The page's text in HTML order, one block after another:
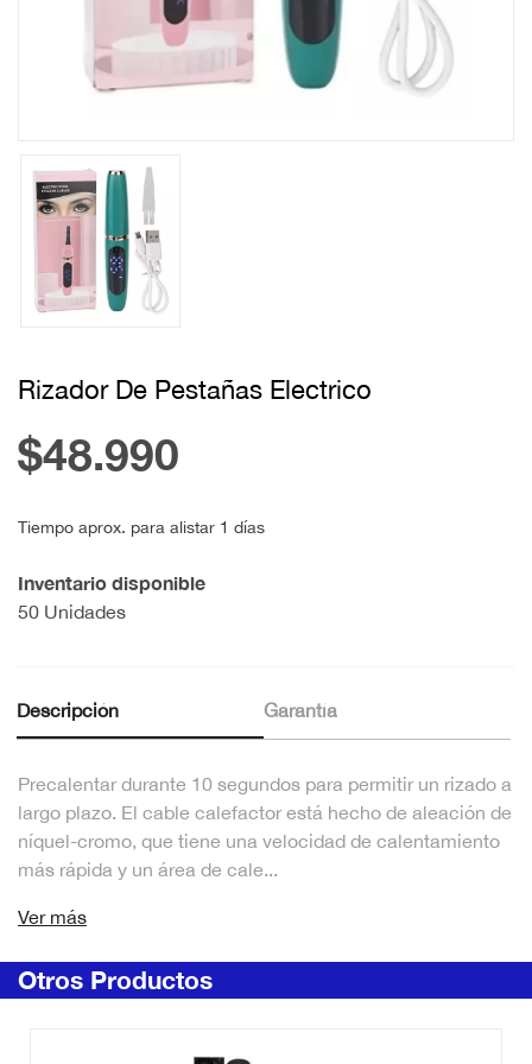
Rizador De Pestañas Electrico
$48.990
Tiempo aprox. para alistar 1 días
Inventario disponible
50 Unidades
Descripción Garantía
Precalentar durante 10 segundos para permitir un rizado a
largo plazo. El cable calefactor está hecho de aleación de
níquel-cromo, que tiene una velocidad de calentamiento
más rápida y un área de cale...
Ver más
Otros Productos